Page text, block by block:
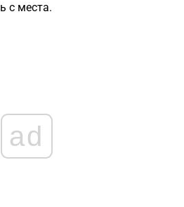
с места.
ad